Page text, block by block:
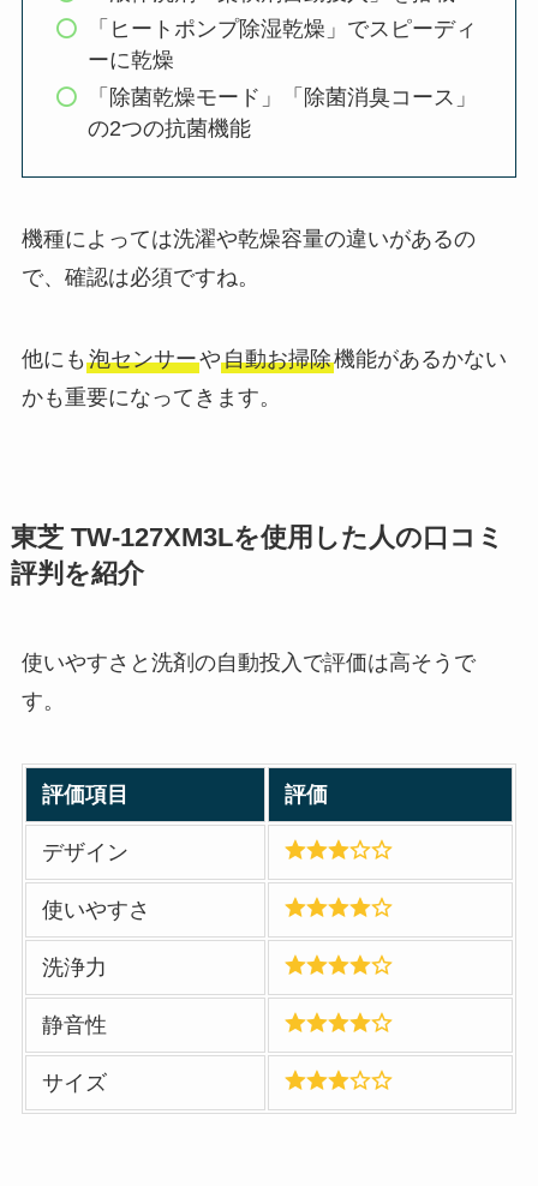
「ヒートポンプ除湿乾燥」でスピーディ
ーに乾燥
「除菌乾燥モード」「除菌消臭コース」
の2つの抗菌機能
機種によっては洗濯や乾燥容量の違いがあるの
で、確認は必須ですね。
他にも 泡センサーや自動お掃除機能があるかない
かも重要になってきます。
東芝 TW-127XM3Lを使用した人の口コミ
評判を紹介
使いやすさと洗剤の自動投入で評価は高そうで
す。
評価項目 評価
デザイン
使いやすさ
洗浄力
静音性
サイズ